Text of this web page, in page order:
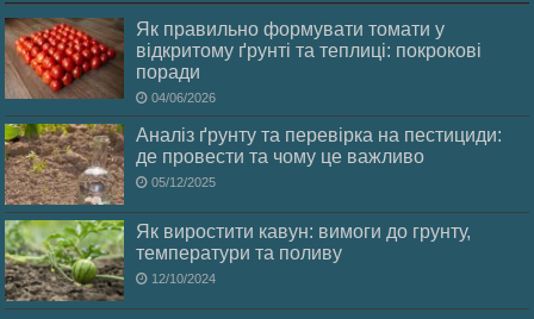
Як правильно формувати томати у
відкритому ґрунті та теплиці: покрокові
поради
04/06/2026
Аналіз ґрунту та перевірка на пестициди:
де провести та чому це важливо
05/12/2025
Як виростити кавун: вимоги до грунту,
температури та поливу
12/10/2024